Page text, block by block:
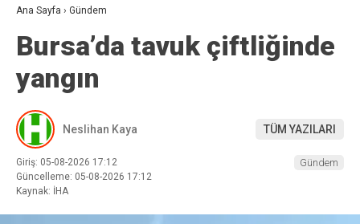
Ana Sayfa › Gündem
Bursa’da tavuk çiftliğinde
yangın
Neslihan Kaya TÜM YAZILARI
Giriş: 05-08-2026 17:12
Güncelleme: 05-08-2026 17:12
Kaynak: İHA
Gündem